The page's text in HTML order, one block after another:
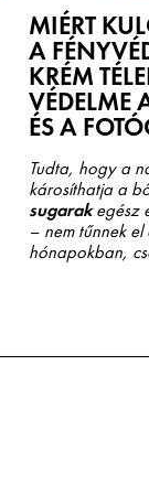
MIÉRT
A
KRÉM
VÉDELME
ÉS A
Tudta, hogy a
károsíthatja a
sugarakegész
– nem tűnnek
hónapokban,